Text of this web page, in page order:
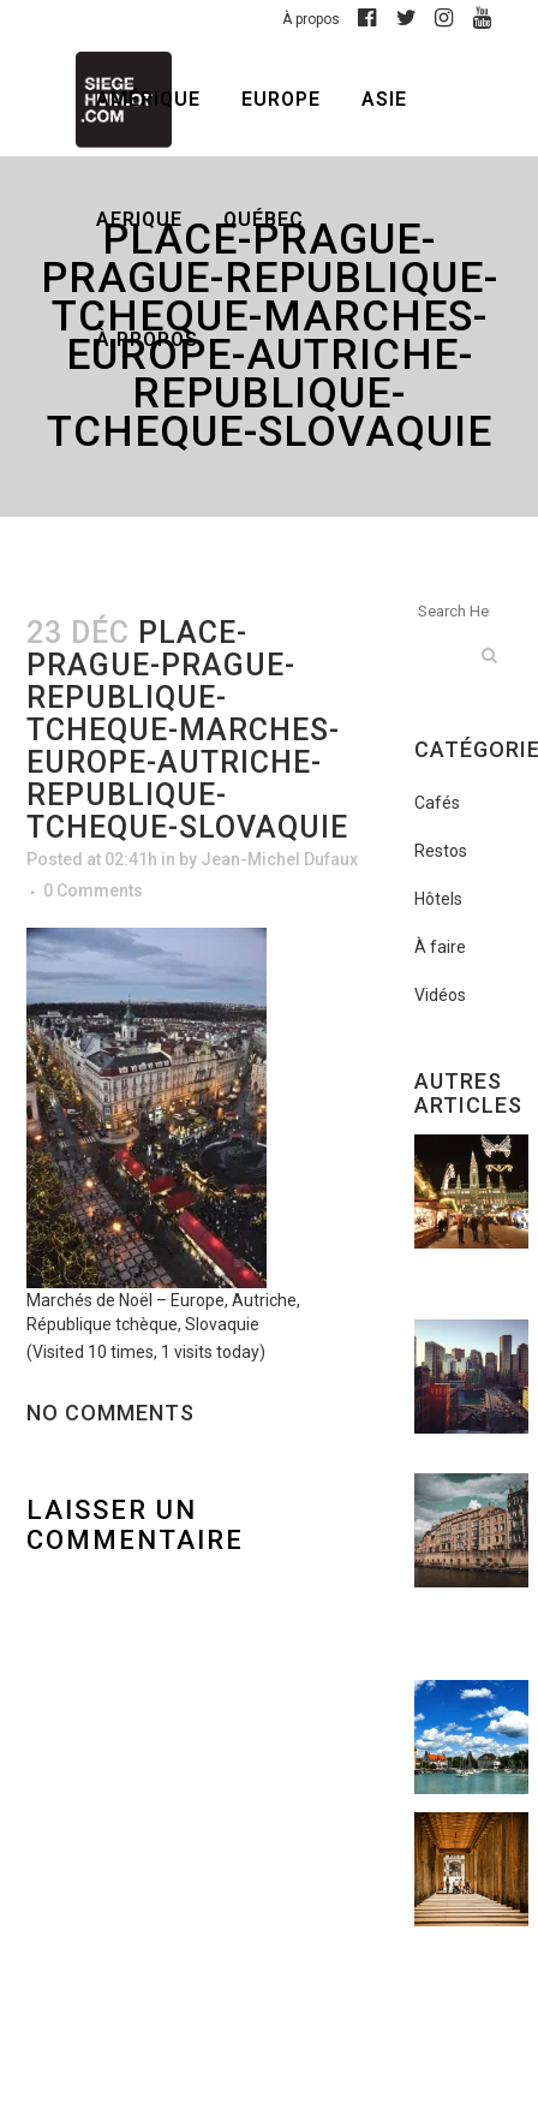
À propos
AMÉRIQUE EUROPE ASIE
AFRIQUE QUÉBEC
À PROPOS
PLACE-PRAGUE-
PRAGUE-REPUBLIQUE-
TCHEQUE-MARCHES-
EUROPE-AUTRICHE-
REPUBLIQUE-
TCHEQUE-SLOVAQUIE
23 DÉC PLACE-
PRAGUE-PRAGUE-
REPUBLIQUE-
TCHEQUE-MARCHES-
EUROPE-AUTRICHE-
REPUBLIQUE-
TCHEQUE-SLOVAQUIE
Posted at 02:41h in by Jean-Michel Dufaux
0 Comments
Marchés de Noël – Europe, Autriche,
République tchèque, Slovaquie
(Visited 10 times, 1 visits today)
NO COMMENTS
LAISSER UN
COMMENTAIRE
Cafés
Restos
Hôtels
À faire
Vidéos
AUTRES
ARTICLES